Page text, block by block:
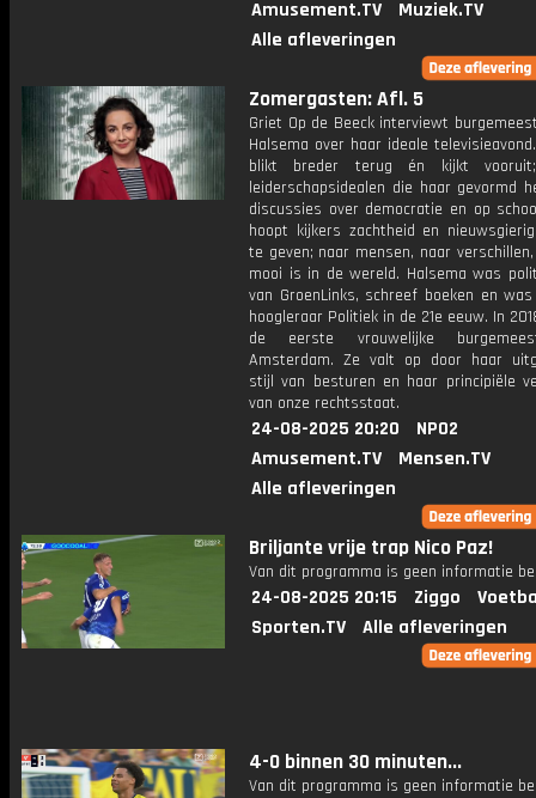
Amusement.TV
Muziek.TV
Alle afleveringen
Zomergasten: Afl. 5
Griet Op de Beeck interviewt
Halsema over haar ideale
blikt breder terug én kijkt
leiderschapsidealen die haar gevormd
discussies over democratie en op
hoopt kijkers zachtheid en
te geven; naar mensen, naar
mooi is in de wereld. Halsema was
van GroenLinks, schreef boeken en
hoogleraar Politiek in de 21e eeuw. In
de eerste vrouwelijke
Amsterdam. Ze valt op door haar
stijl van besturen en haar principiële
van onze rechtsstaat.
24-08-2025 20:20
NPO2
Amusement.TV
Mensen.TV
Alle afleveringen
Briljante vrije trap Nico Paz!
Van dit programma is geen informatie
24-08-2025 20:15 Ziggo
Sporten.TV
Alle afleveringen
4-0 binnen 30 minuten...
Van dit programma is geen informatie